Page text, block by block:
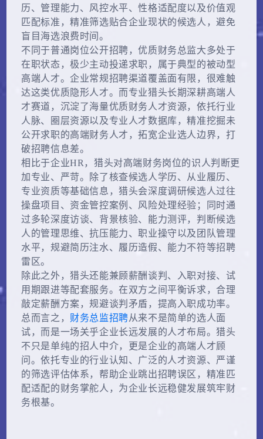
历、管理能力、风控水平、性格适配度以及价值观
匹配标准，精准筛选贴合企业现状的候选人，避免
盲目海选浪费时间。
不同于普通岗位公开招聘，优质财务总监大多处于
在职状态，极少主动投递求职，属于典型的被动型
高端人才。企业常规招聘渠道覆盖面有限，很难触
达这类优质隐形人才。而专业猎头长期深耕高端人
才赛道，沉淀了海量优质财务人才资源，依托行业
人脉、圈层资源以及专业人才数据库，精准挖掘未
公开求职的高端财务人才，拓宽企业选人边界，打
破招聘信息差。
相比于企业HR，猎头对高端财务岗位的识人判断更
加专业、严苛。除了核查候选人学历、从业履历、
专业资质等基础信息，猎头会深度调研候选人过往
操盘项目、资金管控案例、风险处理经验；同时通
过多轮深度访谈、背景核验、能力测评，判断候选
人的管理思维、抗压能力、职业操守以及团队管理
水平，规避简历注水、履历造假、能力不符等招聘
雷区。
除此之外，猎头还能兼顾薪酬谈判、入职对接、试
用期跟进等配套服务。在双方之间平衡诉求，合理
敲定薪酬方案，规避谈判矛盾，提高入职成功率。
总而言之， 财务总监招聘从来不是简单的选人面
试，而是一场关乎企业长远发展的人才布局。猎头
不只是单纯的招人中介，更是企业的高端人才顾
问。依托专业的行业认知、广泛的人才资源、严谨
的筛选评估体系，帮助企业跳出招聘误区，精准匹
配适配的财务掌舵人，为企业长远稳健发展筑牢财
务根基。